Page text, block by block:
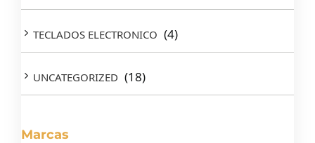
TECLADOS ELECTRONICO (4)
UNCATEGORIZED (18)
Marcas